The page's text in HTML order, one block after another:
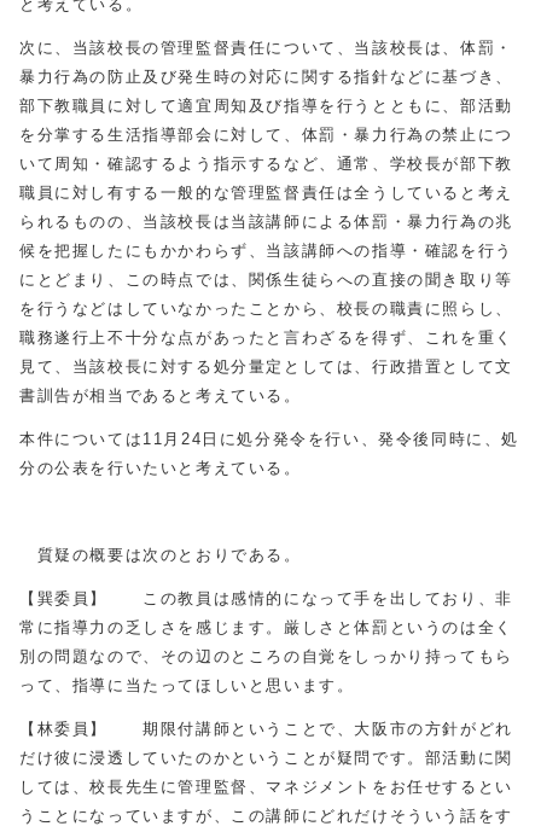
と考えている。
次に、当該校長の管理監督責任について、当該校長は、体罰・
暴力行為の防止及び発生時の対応に関する指針などに基づき、
部下教職員に対して適宜周知及び指導を行うとともに、部活動
を分掌する生活指導部会に対して、体罰・暴力行為の禁止につ
いて周知・確認するよう指示するなど、通常、学校長が部下教
職員に対し有する一般的な管理監督責任は全うしていると考え
られるものの、当該校長は当該講師による体罰・暴力行為の兆
候を把握したにもかかわらず、当該講師への指導・確認を行う
にとどまり、この時点では、関係生徒らへの直接の聞き取り等
を行うなどはしていなかったことから、校長の職責に照らし、
職務遂行上不十分な点があったと言わざるを得ず、これを重く
見て、当該校長に対する処分量定としては、行政措置として文
書訓告が相当であると考えている。
本件については11月24日に処分発令を行い、発令後同時に、処
分の公表を行いたいと考えている。
質疑の概要は次のとおりである。
【巽委員】 この教員は感情的になって手を出しており、非
常に指導力の乏しさを感じます。厳しさと体罰というのは全く
別の問題なので、その辺のところの自覚をしっかり持ってもら
って、指導に当たってほしいと思います。
【林委員】 期限付講師ということで、大阪市の方針がどれ
だけ彼に浸透していたのかということが疑問です。部活動に関
しては、校長先生に管理監督、マネジメントをお任せするとい
うことになっていますが、この講師にどれだけそういう話をす